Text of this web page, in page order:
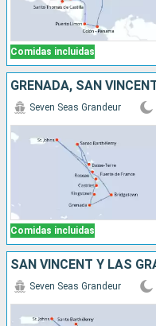
Comidas incluidas
Comidas incluidas
Seven Seas Grandeur
Seven Seas Grandeur